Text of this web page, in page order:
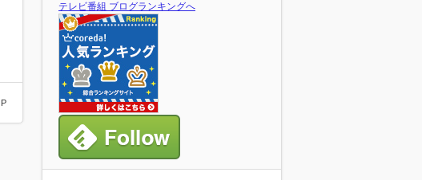
テレビ番組 ブログランキングへ